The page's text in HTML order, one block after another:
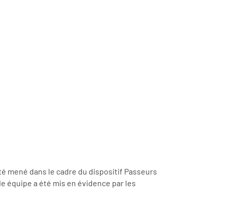
mené dans le cadre du dispositif Passeurs
équipe a été mis en évidence par les